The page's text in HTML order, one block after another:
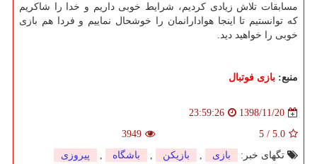
مسابقات تلاش زیادی كردیم، شرایط خوبی داریم و خدا را شاكریم
كه توانستیم تا اینجا هوادارانمان را خوشحال نماییم و فردا هم بازی
خوبی را خواهید دید.
منبع: بازی فوتبال
1398/11/20
23:59:26
5.0
/
5
3949
تگهای خبر:
بازی , بازیكن , باشگاه , پیروزی